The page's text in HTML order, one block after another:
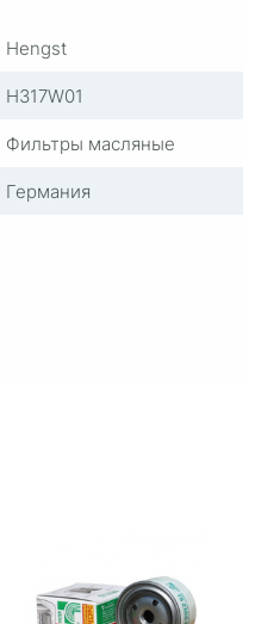
Hengst
H317W01
Фильтры масляные
Германия